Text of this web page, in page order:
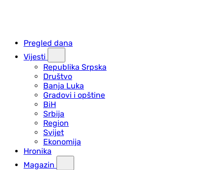
Pregled dana
Vijesti
Republika Srpska
Društvo
Banja Luka
Gradovi i opštine
BiH
Srbija
Region
Svijet
Ekonomija
Hronika
Magazin